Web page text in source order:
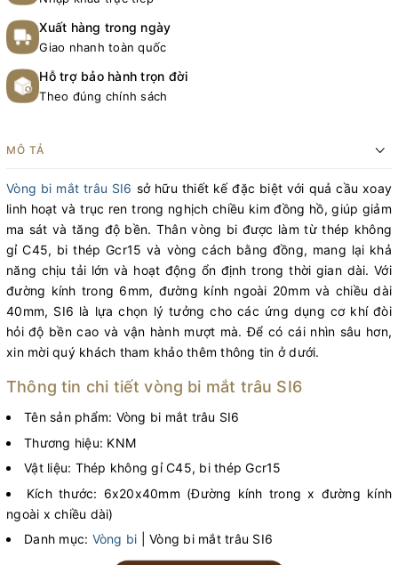
Xuất hàng trong ngày
Giao nhanh toàn quốc
Hỗ trợ bảo hành trọn đời
Theo đúng chính sách
MÔ TẢ
Vòng bi mắt trâu SI6 sở hữu thiết kế đặc biệt với quả cầu xoay
linh hoạt và trục ren trong nghịch chiều kim đồng hồ, giúp giảm
ma sát và tăng độ bền. Thân vòng bi được làm từ thép không
gỉ C45, bi thép Gcr15 và vòng cách bằng đồng, mang lại khả
năng chịu tải lớn và hoạt động ổn định trong thời gian dài. Với
đường kính trong 6mm, đường kính ngoài 20mm và chiều dài
40mm, SI6 là lựa chọn lý tưởng cho các ứng dụng cơ khí đòi
hỏi độ bền cao và vận hành mượt mà. Để có cái nhìn sâu hơn,
xin mời quý khách tham khảo thêm thông tin ở dưới.
Thông tin chi tiết vòng bi mắt trâu SI6
Tên sản phẩm: Vòng bi mắt trâu SI6
Thương hiệu: KNM
Vật liệu: Thép không gỉ C45, bi thép Gcr15
Kích thước: 6x20x40mm (Đường kính trong x đường kính
ngoài x chiều dài)
Danh mục: Vòng bi | Vòng bi mắt trâu SI6